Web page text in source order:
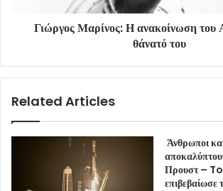
Γιώργος Μαρίνος: Η ανακοίνωση του
θάνατό του
Related Articles
Άνθρωποι
Προυστ – To
επιβεβαίωσε